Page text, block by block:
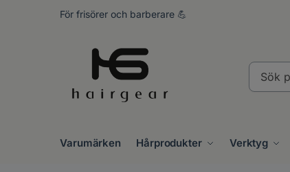
För frisörer och barberare 💪
Sök
Varumärken Hårprodukter Verktyg